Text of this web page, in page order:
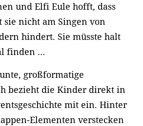
und Elfi Eule hofft, dass
nicht am Singen von
hindert. Sie müsste halt
finden …
großformatige
bezieht die Kinder direkt in
mit ein. Hinter
Elementen verstecken